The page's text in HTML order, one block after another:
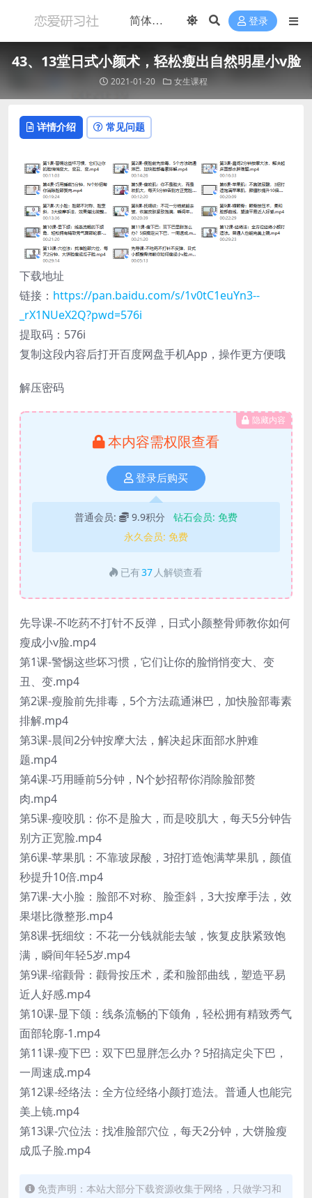
登录
43、13堂日式小颜术，轻松瘦出自然明星小v脸
2021-01-20 女生课程
详情介绍 常见问题
下载地址
链接： https://pan.baidu.com/s/1v0tC1euYn3--
_rX1NUeX2Q?pwd=576i
提取码：576i
复制这段内容后打开百度网盘手机App，操作更方便哦
解压密码
隐藏内容
本内容需权限查看
登录后购买
普通会员: 9.9积分 钻石会员: 免费
永久会员: 免费
已有37 人解锁查看
先导课-不吃药不打针不反弹，日式小颜整骨师教你如何
瘦成小v脸.mp4
第1课-警惕这些坏习惯，它们让你的脸悄悄变大、变
丑、变.mp4
第2课-瘦脸前先排毒，5个方法疏通淋巴，加快脸部毒素
排解.mp4
第3课-晨间2分钟按摩大法，解决起床面部水肿难
题.mp4
第4课-巧用睡前5分钟，N个妙招帮你消除脸部赘
肉.mp4
第5课-瘦咬肌：你不是脸大，而是咬肌大，每天5分钟告
别方正宽脸.mp4
第6课-苹果肌：不靠玻尿酸，3招打造饱满苹果肌，颜值
秒提升10倍.mp4
第7课-大小脸：脸部不对称、脸歪斜，3大按摩手法，效
果堪比微整形.mp4
第8课-抚细纹：不花一分钱就能去皱，恢复皮肤紧致饱
满，瞬间年轻5岁.mp4
第9课-缩颧骨：颧骨按压术，柔和脸部曲线，塑造平易
近人好感.mp4
第10课-显下颌：线条流畅的下颌角，轻松拥有精致秀气
面部轮廓-1.mp4
第11课-瘦下巴：双下巴显胖怎么办？5招搞定尖下巴，
一周速成.mp4
第12课-经络法：全方位经络小颜打造法。普通人也能完
美上镜.mp4
第13课-穴位法：找准脸部穴位，每天2分钟，大饼脸瘦
成瓜子脸.mp4
免责声明：本站大部分下载资源收集于网络，只做学习和